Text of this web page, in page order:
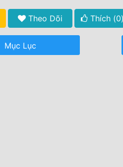
Theo Dõi Thích (0)
Mục Lục